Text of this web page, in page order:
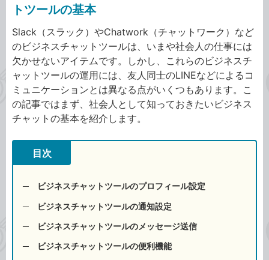
トツールの基本
Slack（スラック）やChatwork（チャットワーク）など
のビジネスチャットツールは、いまや社会人の仕事には
欠かせないアイテムです。しかし、これらのビジネスチ
ャットツールの運用には、友人同士のLINEなどによるコ
ミュニケーションとは異なる点がいくつもあります。こ
の記事ではまず、社会人として知っておきたいビジネス
チャットの基本を紹介します。
目次
ビジネスチャットツールのプロフィール設定
ビジネスチャットツールの通知設定
ビジネスチャットツールのメッセージ送信
ビジネスチャットツールの便利機能